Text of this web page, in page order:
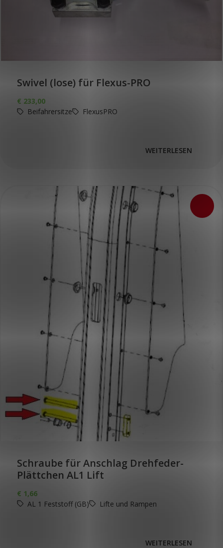
Swivel (lose) für Flexus-PRO
€ 233,00
Beifahrersitze
FlexusPRO
WEITERLESEN
Schraube für Anschlag Drehfeder-
Plättchen AL1 Lift
€ 1,66
AL 1 Feststoff (GB)
Lifte und Rampen
WEITERLESEN